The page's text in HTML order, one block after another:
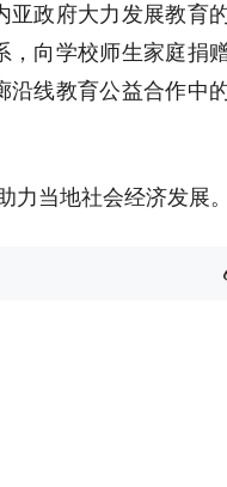
亚政府大力发展教育
，向学校师生家庭捐
沿线教育公益合作中
力当地社会经济发展。